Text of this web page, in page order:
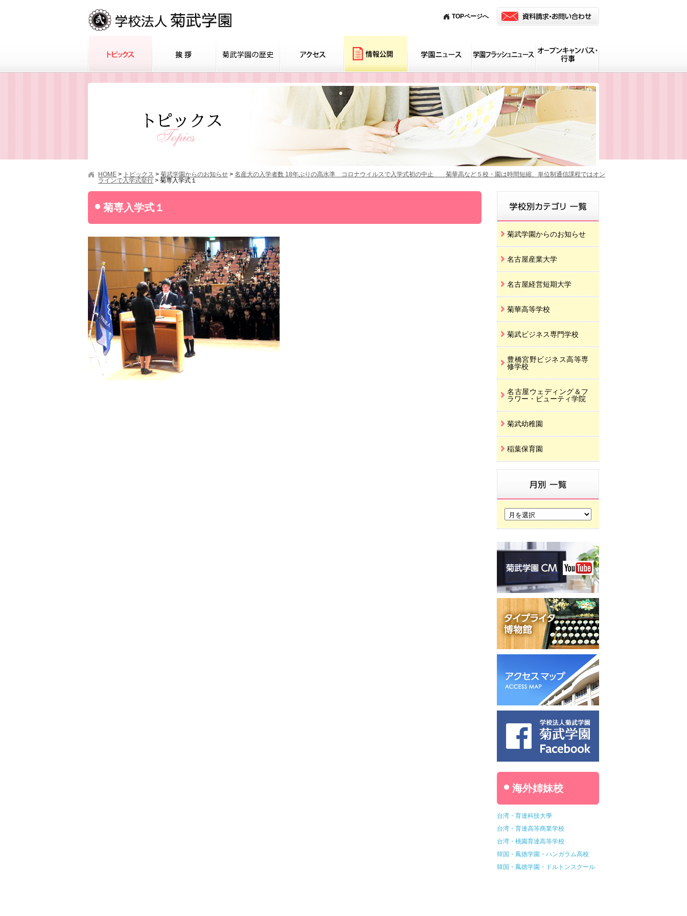
TOPページへ
HOME > トピックス > 菊武学園からのお知らせ > 名産大の入学者数 18年ぶりの高水準 コロナウイルスで入学式初の中止 菊華高など５校・園は時間短縮、単位制通信課程ではオン
ラインで入学式挙行 > 菊専入学式１
菊専入学式１
菊武学園からのお知らせ
名古屋産業大学
名古屋経営短期大学
菊華高等学校
菊武ビジネス専門学校
豊橋宮野ビジネス高等専
修学校
名古屋ウェディング＆フ
ラワー・ビューティ学院
菊武幼稚園
稲葉保育園
海外姉妹校
台湾・育達科技大學
台湾・育達高等商業学校
台湾・桃園育達高等学校
韓国・鳳徳学園・ハンガラム高校
韓国・鳳徳学園・ドルトンスクール